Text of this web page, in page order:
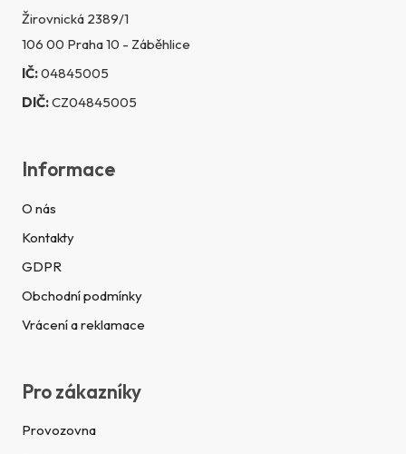
Žirovnická 2389/1
106 00 Praha 10 - Záběhlice
IČ:04845005
DIČ:CZ04845005
Informace
O nás
Kontakty
GDPR
Obchodní podmínky
Vrácení a reklamace
Pro zákazníky
Provozovna